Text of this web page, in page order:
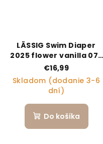
LÄSSIG Swim Diaper
2025 flower vanilla 07-
12 mo.
€16,99
Skladom (dodanie 3-6
dní)
Do košíka